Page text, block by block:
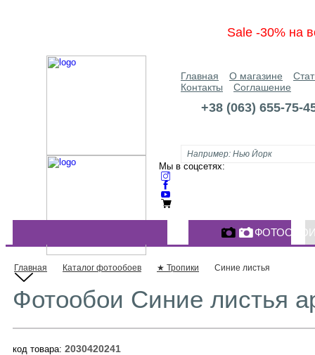
Sale -30% на
Главная О магазине
Контакты
Соглашение
+38 (063) 655-75-
Мы в соцсетях:
КАТАЛОГ ФОТООБОЕВ
Главная Каталог фотообоев ★ Тропики Синие листья
Фотообои Синие листья
код товара: 2030420241